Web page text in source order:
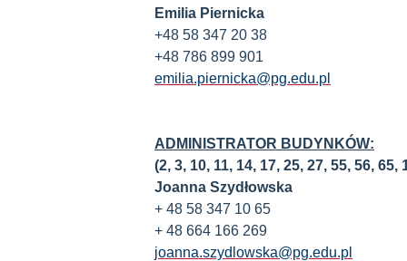
Emilia Piernicka
+48 58 347 20 38
+48 786 899 901
emilia.piernicka@pg.edu.pl
ADMINISTRATOR BUDYNKÓW:
(2, 3, 10, 11, 14, 17, 25, 27, 55, 56, 65,
Joanna Szydłowska
+ 48 58 347 10 65
+ 48 664 166 269
joanna.szydlowska@pg.edu.pl